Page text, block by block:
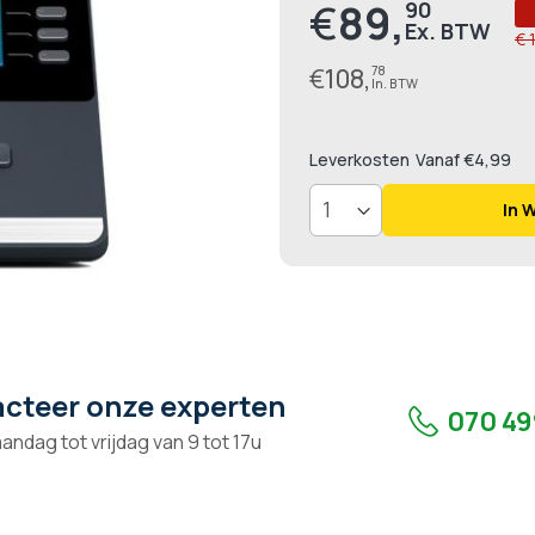
Prijs
€89, 90
€108, 78
€
Leverkosten Vanaf €4,99
In
onze experten
tot vrijdag van 9 tot 17u
070